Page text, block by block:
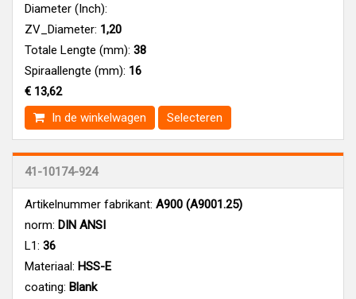
Diameter (Inch):
ZV_Diameter: 1,20
Totale Lengte (mm): 38
Spiraallengte (mm): 16
€ 13,62
In de winkelwagen
Selecteren
41-10174-924
Artikelnummer fabrikant: A900 (A9001.25)
norm: DIN ANSI
L1: 36
Materiaal: HSS-E
coating: Blank